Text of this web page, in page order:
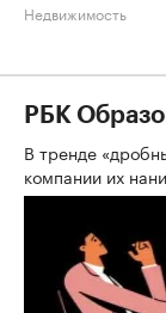
Недвижимость
РБК
В тренде
компании их